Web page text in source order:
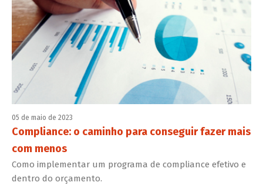
05 de maio de 2023
Compliance: o caminho para conseguir fazer mais
com menos
Como implementar um programa de compliance efetivo e
dentro do orçamento.